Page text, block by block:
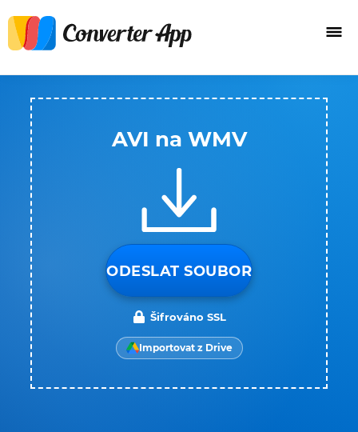
AVI na WMV
ODESLAT SOUBOR
Šifrováno SSL
Importovat z Drive